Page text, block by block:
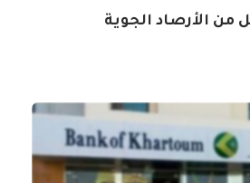
من الأرصاد الجوية